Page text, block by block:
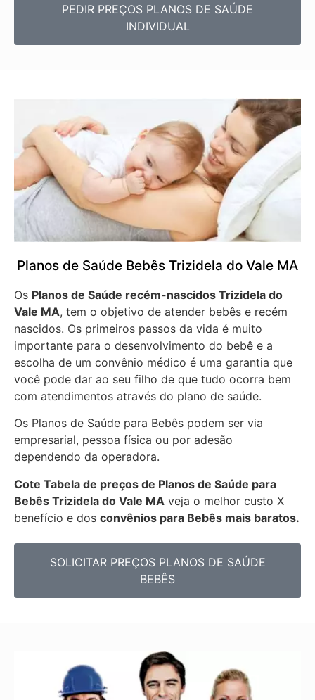
PEDIR PREÇOS PLANOS DE SAÚDE
INDIVIDUAL
Planos de Saúde Bebês Trizidela do Vale MA
Os Planos de Saúde recém-nascidos Trizidela do
Vale MA, tem o objetivo de atender bebês e recém
nascidos. Os primeiros passos da vida é muito
importante para o desenvolvimento do bebê e a
escolha de um convênio médico é uma garantia que
você pode dar ao seu filho de que tudo ocorra bem
com atendimentos através do plano de saúde.
Os Planos de Saúde para Bebês podem ser via
empresarial, pessoa física ou por adesão
dependendo da operadora.
Cote Tabela de preços de Planos de Saúde para
Bebês Trizidela do Vale MA veja o melhor custo X
benefício e dos convênios para Bebês mais baratos.
SOLICITAR PREÇOS PLANOS DE SAÚDE
BEBÊS